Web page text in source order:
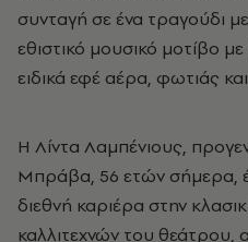
συνταγή σε ένα τραγούδι
εθιστικό μουσικό μοτίβο
ειδικά εφέ αέρα, φωτιάς
Η Λίντα Λαμπένιους,
Μπράβα, 56 ετών σήμερα,
διεθνή καριέρα στην
καλλιτεχνών του θεάτρου,